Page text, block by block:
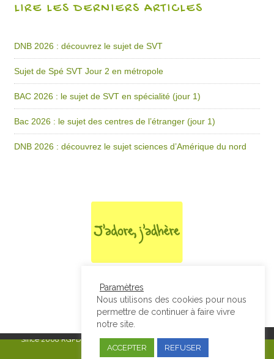
LIRE LES DERNIERS ARTICLES
DNB 2026 : découvrez le sujet de SVT
Sujet de Spé SVT Jour 2 en métropole
BAC 2026 : le sujet de SVT en spécialité (jour 1)
Bac 2026 : le sujet des centres de l’étranger (jour 1)
DNB 2026 : découvrez le sujet sciences d’Amérique du nord
Since 2008RGPD & Mentions Légales|Designed by Studio Thil - Site
internet - Charte graphique
Paramètres
Nous utilisons des cookies pour nous
permettre de continuer à faire vivre
notre site.
ACCEPTER REFUSER